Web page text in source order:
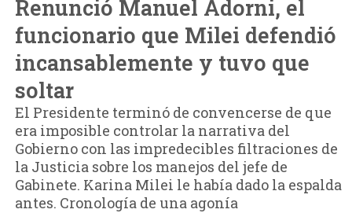
Renunció Manuel Adorni, el
funcionario que Milei defendió
incansablemente y tuvo que
soltar
El Presidente terminó de convencerse de que
era imposible controlar la narrativa del
Gobierno con las impredecibles filtraciones de
la Justicia sobre los manejos del jefe de
Gabinete. Karina Milei le había dado la espalda
antes. Cronología de una agonía